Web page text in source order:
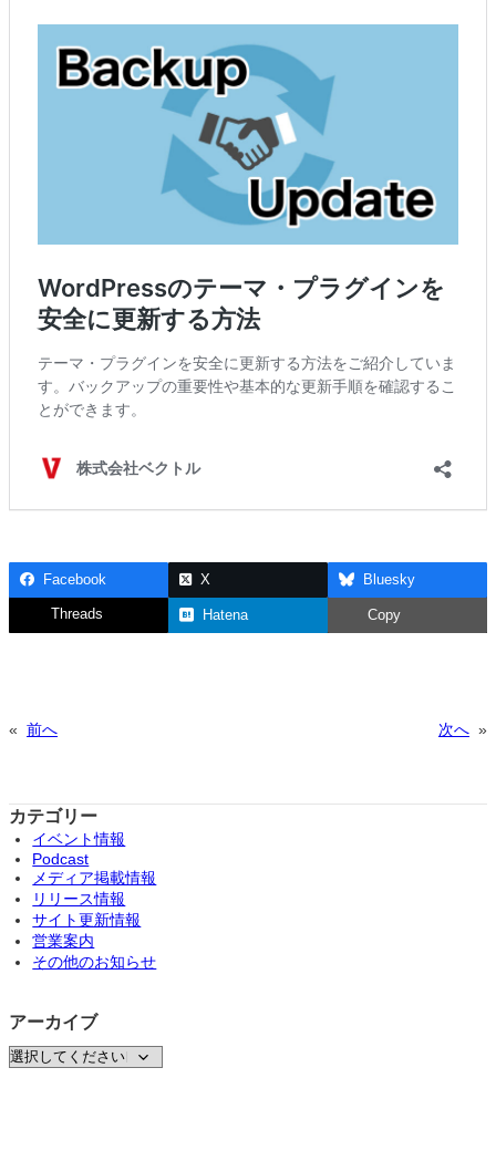
Facebook X Bluesky
Threads Hatena Copy
« 前へ 次へ »
カテゴリー
イベント情報
Podcast
メディア掲載情報
リリース情報
サイト更新情報
営業案内
その他のお知らせ
アーカイブ